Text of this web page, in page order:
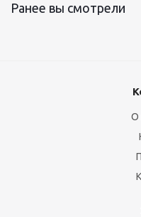
Ранее вы смотрели
О